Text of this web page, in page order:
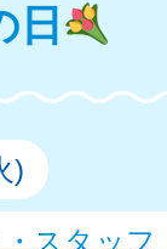
日
)
・スタッフ